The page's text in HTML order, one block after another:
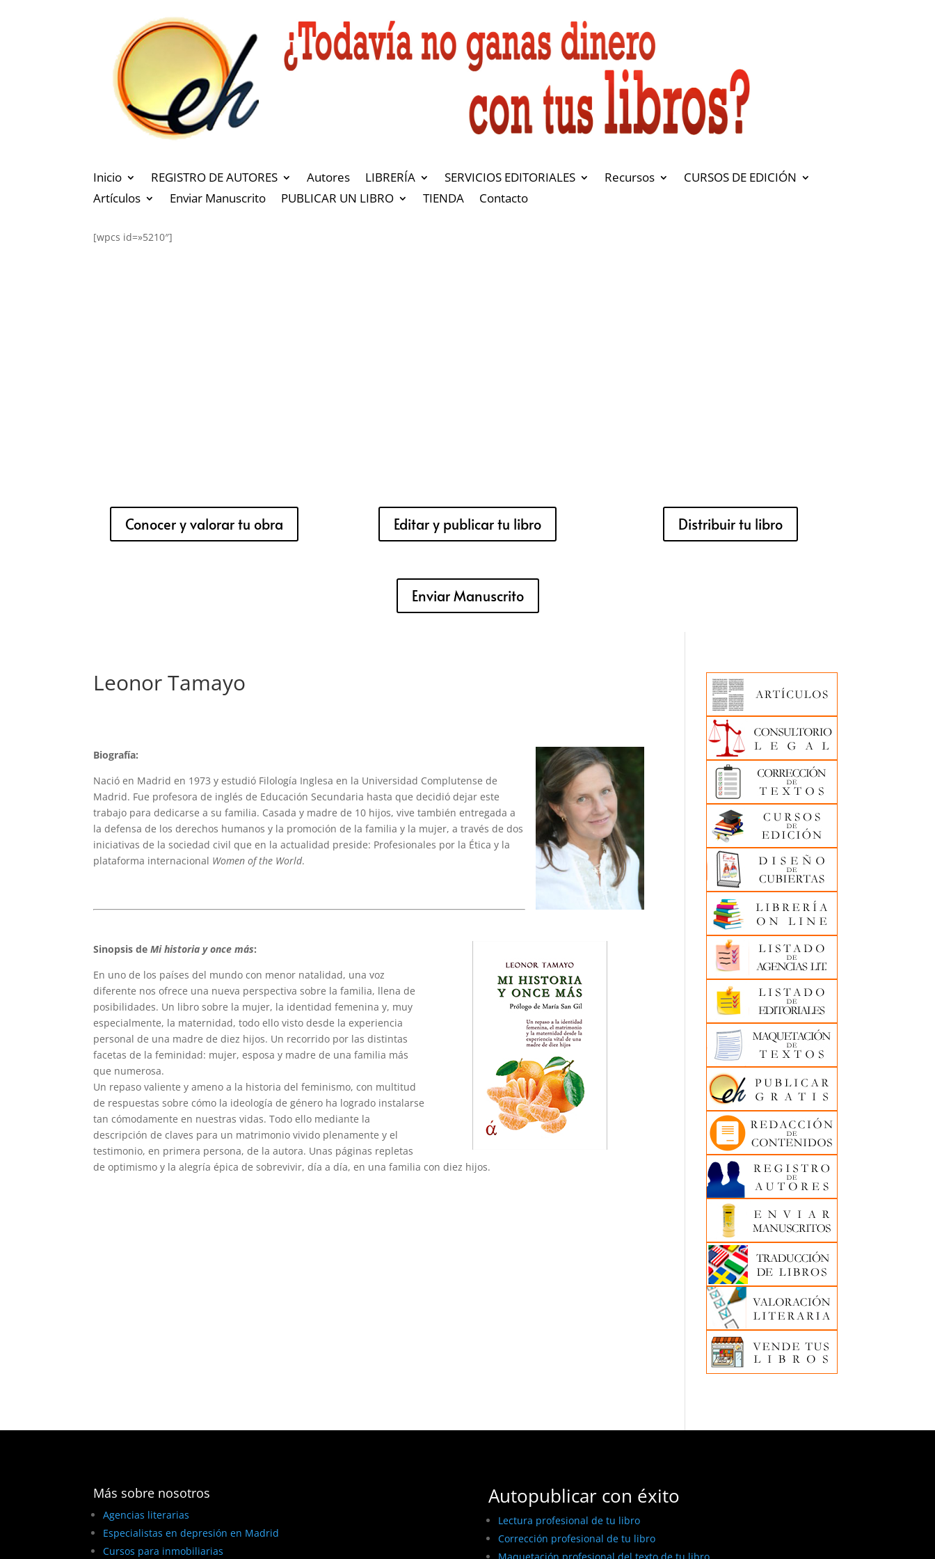
Inicio REGISTRO DE AUTORES Autores LIBRERÍA SERVICIOS EDITORIALES Recursos
CURSOS DE EDICIÓN
Artículos
Enviar Manuscrito PUBLICAR UN LIBRO TIENDA Contacto
[wpcs id=»5210″]
Conocer y valorar tu obra Editar y publicar tu libro Distribuir tu libro
Enviar Manuscrito
Leonor Tamayo
Biografía:
Nació en Madrid en 1973 y estudió Filología Inglesa en la Universidad Complutense de
Madrid. Fue profesora de inglés de Educación Secundaria hasta que decidió dejar este
trabajo para dedicarse a su familia. Casada y madre de 10 hijos, vive también entregada a
la defensa de los derechos humanos y la promoción de la familia y la mujer, a través de dos
iniciativas de la sociedad civil que en la actualidad preside: Profesionales por la Ética y la
plataforma internacional Women of the World.
Sinopsis deMi historia y once más:
En uno de los países del mundo con menor natalidad, una voz
diferente nos ofrece una nueva perspectiva sobre la familia, llena de
posibilidades. Un libro sobre la mujer, la identidad femenina y, muy
especialmente, la maternidad, todo ello visto desde la experiencia
personal de una madre de diez hijos. Un recorrido por las distintas
facetas de la feminidad: mujer, esposa y madre de una familia más
que numerosa.
Un repaso valiente y ameno a la historia del feminismo, con multitud
de respuestas sobre cómo la ideología de género ha logrado instalarse
tan cómodamente en nuestras vidas. Todo ello mediante la
descripción de claves para un matrimonio vivido plenamente y el
testimonio, en primera persona, de la autora. Unas páginas repletas
de optimismo y la alegría épica de sobrevivir, día a día, en una familia con diez hijos.
Más sobre nosotros
Agencias literarias
Especialistas en depresión en Madrid
Cursos para inmobiliarias
Autopublicar con éxito
Lectura profesional de tu libro
Corrección profesional de tu libro